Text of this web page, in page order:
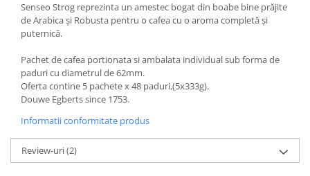
Senseo Strog reprezinta un amestec bogat din boabe bine prăjite
de Arabica și Robusta pentru o cafea cu o aroma completă și
puternică.
Pachet de cafea portionata si ambalata individual sub forma de
paduri cu diametrul de 62mm.
Oferta contine 5 pachete x 48 paduri,(5x333g).
Douwe Egberts since 1753.
Informatii conformitate produs
Review-uri(2)